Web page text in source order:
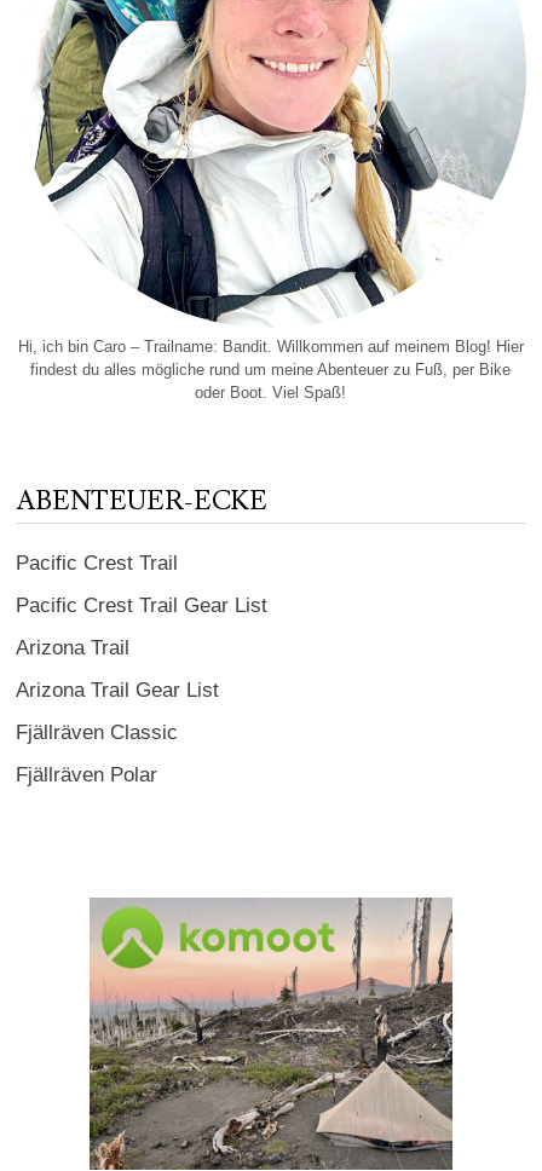
Hi, ich bin Caro – Trailname: Bandit. Willkommen auf meinem Blog! Hier
findest du alles mögliche rund um meine Abenteuer zu Fuß, per Bike
oder Boot. Viel Spaß!
ABENTEUER-ECKE
Pacific Crest Trail
Pacific Crest Trail Gear List
Arizona Trail
Arizona Trail Gear List
Fjällräven Classic
Fjällräven Polar